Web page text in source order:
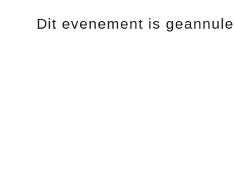
Dit evenement is